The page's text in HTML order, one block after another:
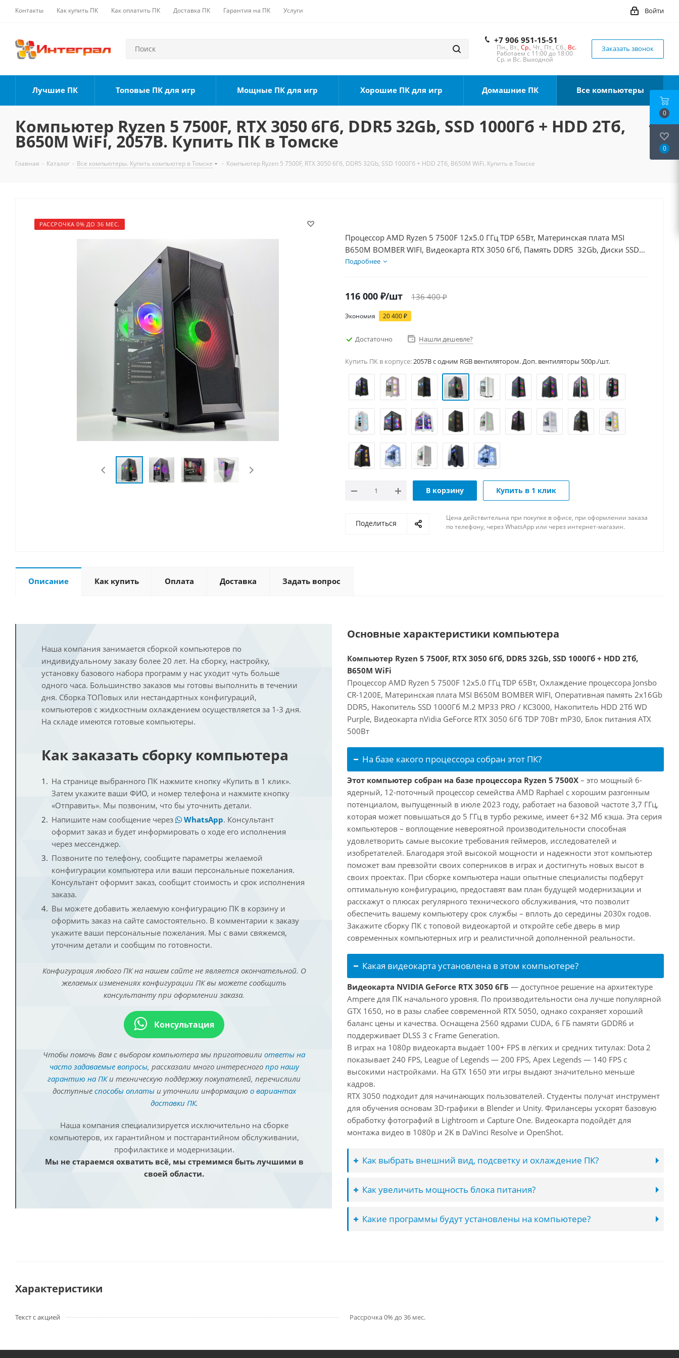
Контакты Как купить ПК Как оплатить ПК Доставка ПК Гарантия на ПК Услуги Войти
+7 906 951-15-51
Пн., Вт., Ср., Чт., Пт., Сб., Вс.
Работаем с 11:00 до 18:00
Ср. и Вс. Выходной
Заказать звонок
Лучшие ПК Топовые ПК для игр Мощные ПК для игр Хорошие ПК для игр Домашние ПК Все компьютеры
Компьютер Ryzen 5 7500F, RTX 3050 6Гб, DDR5 32Gb, SSD 1000Гб + HDD 2Тб,
B650M WiFi, 2057B. Купить ПК в Томске
Главная - Каталог - Все компьютеры. Купить компьютер в Томске - Компьютер Ryzen 5 7500F, RTX 3050 6Гб, DDR5 32Gb, SSD 1000Гб + HDD 2Тб, B650M WiFi. Купить в Томске
РАССРОЧКА 0% ДО 36 МЕС.
Процессор AMD Ryzen 5 7500F 12x5.0 ГГц TDP 65Вт, Материнская плата MSI
B650M BOMBER WIFI, Видеокарта RTX 3050 6Гб, Память DDR5 32Gb, Диски SSD
1000Гб + HDD 2Тб, БП 500Вт
Подробнее
116 000 ₽/шт 136 400₽
Экономия 20 400₽
Достаточно Нашли дешевле?
Купить ПК в корпусе:2057B c одним RGB вентилятором. Доп. вентиляторы 500р./шт.
В корзину Купить в 1 клик
Поделиться
Цена действительна при покупке в офисе, при оформлении заказа
по телефону, через WhatsApp или через интернет-магазин.
Описание Как купить Оплата Доставка Задать вопрос
Наша компания занимается сборкой компьютеров по
индивидуальному заказу более 20 лет. На сборку, настройку,
установку базового набора программ у нас уходит чуть больше
одного часа. Большинство заказов мы готовы выполнить в течении
дня. Сборка ТОПовых или нестандартных конфигураций,
компьютеров с жидкостным охлаждением осуществляется за 1-3 дня.
На складе имеются готовые компьютеры.
Как заказать сборку компьютера
На странице выбранного ПК нажмите кнопку «Купить в 1 клик».
Затем укажите ваши ФИО, и номер телефона и нажмите кнопку
«Отправить». Мы позвоним, что бы уточнить детали.
Напишите нам сообщение через
WhatsApp. Консультант
оформит заказ и будет информировать о ходе его исполнения
через мессенджер.
Позвоните по телефону, сообщите параметры желаемой
конфигурации компьютера или ваши персональные пожелания.
Консультант оформит заказ, сообщит стоимость и срок исполнения
заказа.
Вы можете добавить желаемую конфигурацию ПК в корзину и
оформить заказ на сайте самостоятельно. В комментарии к заказу
укажите ваши персональные пожелания. Мы с вами свяжемся,
уточним детали и сообщим по готовности.
Конфигурация любого ПК на нашем сайте не является окончательной. О
желаемых изменениях конфигурации ПК вы можете сообщить
консультанту при оформлении заказа.
Консультация
Чтобы помочь Вам с выбором компьютера мы приготовили ответы на
часто задаваемые вопросы, рассказали много интересного про нашу
гарантию на ПКи техническую поддержку покупателей, перечислили
доступные способы оплатыи уточнили информацию о вариантах
доставки ПК.
Наша компания специализируется исключительно на сборке
компьютеров, их гарантийном и постгарантийном обслуживании,
профилактике и модернизации.
Мы не стараемся охватить всё, мы стремимся быть лучшими в
своей области.
Основные характеристики компьютера
Компьютер Ryzen 5 7500F, RTX 3050 6Гб, DDR5 32Gb, SSD 1000Гб + HDD 2Тб,
B650M WiFi
Процессор AMD Ryzen 5 7500F 12x5.0 ГГц TDP 65Вт, Охлаждение процессора Jonsbo
CR-1200E, Материнская плата MSI B650M BOMBER WIFI, Оперативная память 2x16Gb
DDR5, Накопитель SSD 1000Гб M.2 MP33 PRO / KC3000, Накопитель HDD 2Тб WD
Purple, Видеокарта nVidia GeForce RTX 3050 6Гб TDP 70Вт mP30, Блок питания ATX
500Вт
На базе какого процессора собран этот ПК?
Этот компьютер собран на базе процессора Ryzen 5 7500X – это мощный 6-
ядерный, 12-поточный процессор семейства AMD Raphael с хорошим разгонным
потенциалом, выпущенный в июле 2023 году, работает на базовой частоте 3,7 ГГц,
которая может повышаться до 5 ГГц в турбо режиме, имеет 6+32 Мб кэша. Эта серия
компьютеров – воплощение невероятной производительности способная
удовлетворить самые высокие требования геймеров, исследователей и
изобретателей. Благодаря этой высокой мощности и надежности этот компьютер
поможет вам превзойти своих соперников в играх и достигнуть новых высот в
своих проектах. При сборке компьютера наши опытные специалисты подберут
оптимальную конфигурацию, предоставят вам план будущей модернизации и
расскажут о плюсах регулярного технического обслуживания, что позволит
обеспечить вашему компьютеру срок службы – вплоть до середины 2030х годов.
Закажите сборку ПК с топовой видеокартой и откройте себе дверь в мир
современных компьютерных игр и реалистичной дополненной реальности.
Какая видеокарта установлена в этом компьютере?
Видеокарта NVIDIA GeForce RTX 3050 6ГБ — доступное решение на архитектуре
Ampere для ПК начального уровня. По производительности она лучше популярной
GTX 1650, но в разы слабее современной RTX 5050, однако сохраняет хороший
баланс цены и качества. Оснащена 2560 ядрами CUDA, 6 ГБ памяти GDDR6 и
поддерживает DLSS 3 с Frame Generation.
В играх на 1080p видеокарта выдаёт 100+ FPS в лёгких и средних титулах: Dota 2
показывает 240 FPS, League of Legends — 200 FPS, Apex Legends — 140 FPS с
высокими настройками. На GTX 1650 эти игры выдают значительно меньше
кадров.
RTX 3050 подходит для начинающих пользователей. Студенты получат инструмент
для обучения основам 3D-графики в Blender и Unity. Фрилансеры ускорят базовую
обработку фотографий в Lightroom и Capture One. Видеокарта подойдёт для
монтажа видео в 1080p и 2K в DaVinci Resolve и OpenShot.
Как выбрать внешний вид, подсветку и охлаждение ПК?
Как увеличить мощность блока питания?
Какие программы будут установлены на компьютере?
Характеристики
Текст с акцией Рассрочка 0% до 36 мес.
0
0